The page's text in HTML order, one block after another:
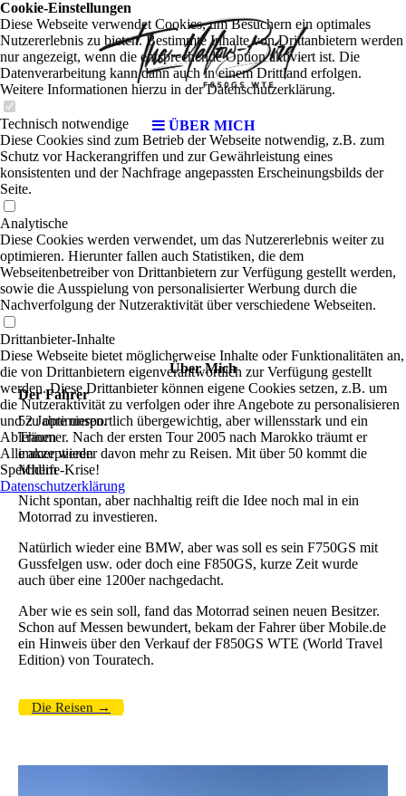
ÜBER MICH
Über Mich
Der Fahrer
52 Jahre unsportlich übergewichtig, aber willensstark und ein
Träumer. Nach der ersten Tour 2005 nach Marokko träumt er
immer wieder davon mehr zu Reisen. Mit über 50 kommt die
Midlife-Krise!
Nicht spontan, aber nachhaltig reift die Idee noch mal in ein
Motorrad zu investieren.
Natürlich wieder eine BMW, aber was soll es sein F750GS mit
Gussfelgen usw. oder doch eine F850GS, kurze Zeit wurde
auch über eine 1200er nachgedacht.
Aber wie es sein soll, fand das Motorrad seinen neuen Besitzer.
Schon auf Messen bewundert, bekam der Fahrer über Mobile.de
ein Hinweis über den Verkauf der F850GS WTE (World Travel
Edition) von Touratech.
Die Reisen →
Cookie-Einstellungen
Diese Webseite verwendet Cookies, um Besuchern ein optimales
Nutzererlebnis zu bieten. Bestimmte Inhalte von Drittanbietern werden
nur angezeigt, wenn die entsprechende Option aktiviert ist. Die
Datenverarbeitung kann dann auch in einem Drittland erfolgen.
Weitere Informationen hierzu in der Datenschutzerklärung.
Technisch notwendige
Diese Cookies sind zum Betrieb der Webseite notwendig, z.B. zum
Schutz vor Hackerangriffen und zur Gewährleistung eines
konsistenten und der Nachfrage angepassten Erscheinungsbilds der
Seite.
Analytische
Diese Cookies werden verwendet, um das Nutzererlebnis weiter zu
optimieren. Hierunter fallen auch Statistiken, die dem
Webseitenbetreiber von Drittanbietern zur Verfügung gestellt werden,
sowie die Ausspielung von personalisierter Werbung durch die
Nachverfolgung der Nutzeraktivität über verschiedene Webseiten.
Drittanbieter-Inhalte
Diese Webseite bietet möglicherweise Inhalte oder Funktionalitäten an,
die von Drittanbietern eigenverantwortlich zur Verfügung gestellt
werden. Diese Drittanbieter können eigene Cookies setzen, z.B. um
die Nutzeraktivität zu verfolgen oder ihre Angebote zu personalisieren
und zu optimieren.
Ablehnen
Alle akzeptieren
Speichern
Datenschutzerklärung